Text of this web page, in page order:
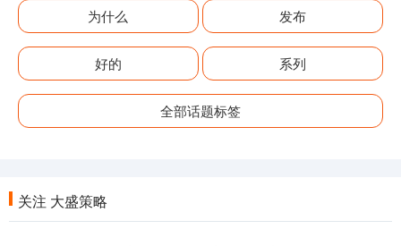
为什么 发布
好的 系列
全部话题标签
关注 大盛策略